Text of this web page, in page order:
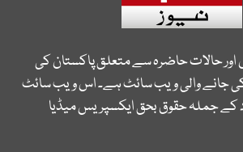
اور حالات حاضرہ سے متعلق پاکستان کی
جانے والی ویب سائٹ ہے۔ اس ویب سائٹ
کے جملہ حقوق بحق ایکسپریس میڈیا